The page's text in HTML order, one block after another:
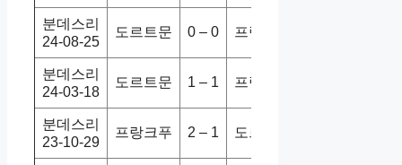
분데스리
24-08-25
도르트문 0 – 0 프랑크푸
분데스리
24-03-18
도르트문 1 – 1 프랑크푸
분데스리
23-10-29
프랑크푸 2 – 1 도르트문